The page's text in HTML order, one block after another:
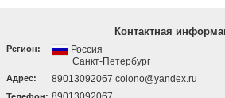
Контактная
Регион:
Россия
Санкт-Петербург
Адрес: 89013092067 colono@yandex.ru